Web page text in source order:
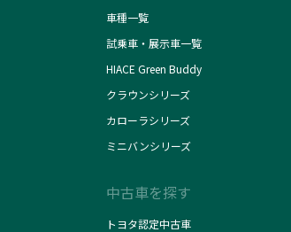
車種一覧
試乗車・展示車一覧
HIACE Green Buddy
クラウンシリーズ
カローラシリーズ
ミニバンシリーズ
中古車を探す
トヨタ認定中古車